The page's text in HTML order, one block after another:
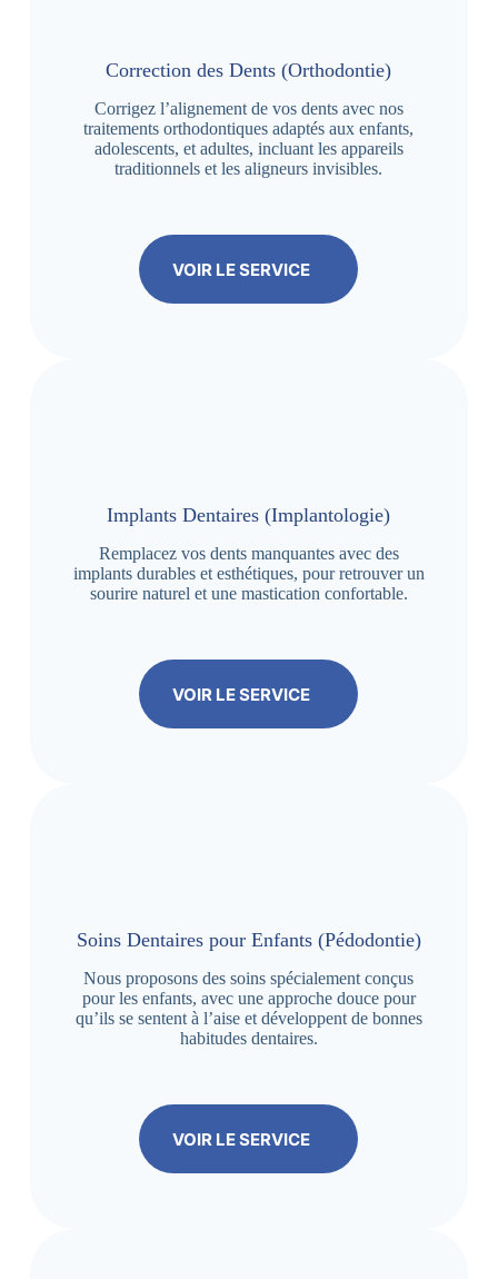
Correction des Dents (Orthodontie)
Corrigez l’alignement de vos dents avec nos
traitements orthodontiques adaptés aux enfants,
adolescents, et adultes, incluant les appareils
traditionnels et les aligneurs invisibles.
VOIR LE SERVICE
Implants Dentaires (Implantologie)
Remplacez vos dents manquantes avec des
implants durables et esthétiques, pour retrouver un
sourire naturel et une mastication confortable.
VOIR LE SERVICE
Soins Dentaires pour Enfants (Pédodontie)
Nous proposons des soins spécialement conçus
pour les enfants, avec une approche douce pour
qu’ils se sentent à l’aise et développent de bonnes
habitudes dentaires.
VOIR LE SERVICE